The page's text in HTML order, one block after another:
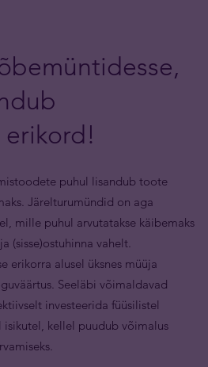
erikord!
puhul lisandub toote
Järelturumündid on aga
mille puhul arvutatakse käibemaks
(sisse)ostuhinna vahelt.
erikorra alusel üksnes müüja
Seeläbi võimaldavad
investeerida füüsilistel
kellel puudub võimalus